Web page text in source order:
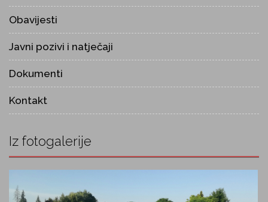
Obavijesti
Javni pozivi i natječaji
Dokumenti
Kontakt
Iz fotogalerije